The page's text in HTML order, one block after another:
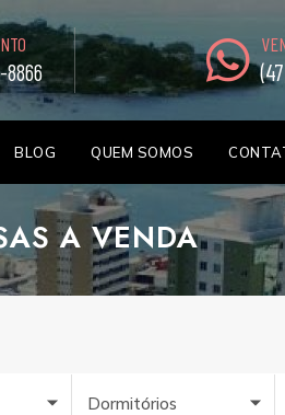
8866
BLOG QUEM SOMOS
A VENDA
Dormitórios